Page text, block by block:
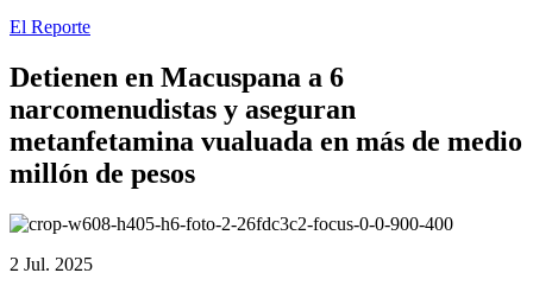
El Reporte
Detienen en Macuspana a 6
narcomenudistas y aseguran
metanfetamina vualuada en más de medio
millón de pesos
2 Jul. 2025